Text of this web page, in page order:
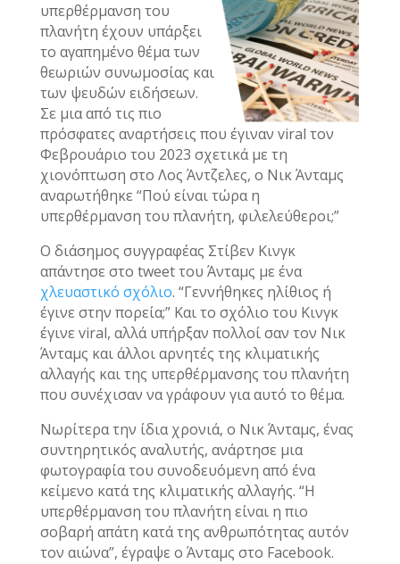
υπερθέρμανση του
πλανήτη έχουν υπάρξει
το αγαπημένο θέμα των
θεωριών συνωμοσίας και
των ψευδών ειδήσεων.
Σε μια από τις πιο
πρόσφατες αναρτήσεις που έγιναν viral τον
Φεβρουάριο του 2023 σχετικά με τη
χιονόπτωση στο Λος Άντζελες, ο Νικ Άνταμς
αναρωτήθηκε “Πού είναι τώρα η
υπερθέρμανση του πλανήτη, φιλελεύθεροι;”
Ο διάσημος συγγραφέας Στίβεν Κινγκ
απάντησε στο tweet του Άνταμς με ένα
χλευαστικό σχόλιο. “Γεννήθηκες ηλίθιος ή
έγινε στην πορεία;” Και το σχόλιο του Κινγκ
έγινε viral, αλλά υπήρξαν πολλοί σαν τον Νικ
Άνταμς και άλλοι αρνητές της κλιματικής
αλλαγής και της υπερθέρμανσης του πλανήτη
που συνέχισαν να γράφουν για αυτό το θέμα.
Νωρίτερα την ίδια χρονιά, ο Νικ Άνταμς, ένας
συντηρητικός αναλυτής, ανάρτησε μια
φωτογραφία του συνοδευόμενη από ένα
κείμενο κατά της κλιματικής αλλαγής. “Η
υπερθέρμανση του πλανήτη είναι η πιο
σοβαρή απάτη κατά της ανθρωπότητας αυτόν
τον αιώνα”, έγραψε ο Άνταμς στο Facebook.